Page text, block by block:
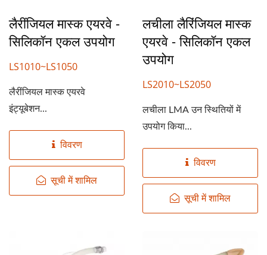
लैरींजियल मास्क एयरवे -
सिलिकॉन एकल उपयोग
LS1010~LS1050
लैरींजियल मास्क एयरवे
इंट्यूबेशन...
विवरण
सूची में शामिल
लचीला लैरिंजियल मास्क
एयरवे - सिलिकॉन एकल
उपयोग
LS2010~LS2050
लचीला LMA उन स्थितियों में
उपयोग किया...
विवरण
सूची में शामिल